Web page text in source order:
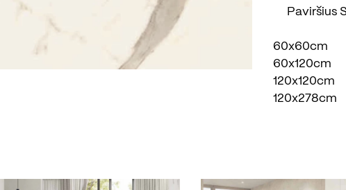
Paviršius
60x60cm
60x120cm
120x120cm
120x278cm